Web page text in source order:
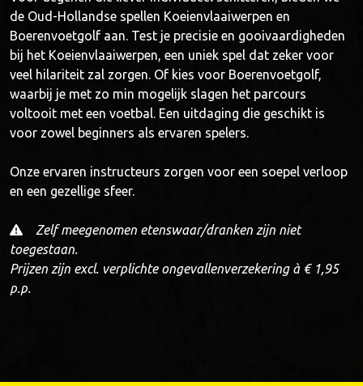
de Oud-Hollandse spellen Koeienvlaaiwerpen en
Boerenvoetgolf aan. Test je precisie en gooivaardigheden
bij het Koeienvlaaiwerpen, een uniek spel dat zeker voor
veel hilariteit zal zorgen. Of kies voor Boerenvoetgolf,
waarbij je met zo min mogelijk slagen het parcours
voltooit met een voetbal. Een uitdaging die geschikt is
voor zowel beginners als ervaren spelers.
Onze ervaren instructeurs zorgen voor een soepel verloop
en een gezellige sfeer.
Zelf meegenomen etenswaar/dranken zijn niet
toegestaan.
Prijzen zijn excl. verplichte ongevallenverzekering à € 1,95
p.p.